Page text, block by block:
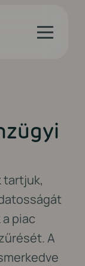
tartjuk,
piac
A